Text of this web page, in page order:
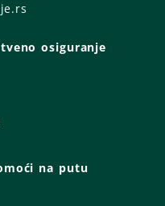
osiguranje
na putu